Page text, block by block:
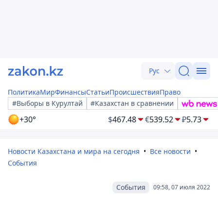
Рус
ПолитикаМирФинансыСтатьиПроисшествияПраво
#Выборы в Курултай
#Казахстан в сравнении
+30° $467.48 €539.52 ₽5.73
Новости Казахстана и мира на сегодня
Все новости
События
09:58, 07 июля 2022
События